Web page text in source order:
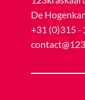
De
+31 (0)315 -